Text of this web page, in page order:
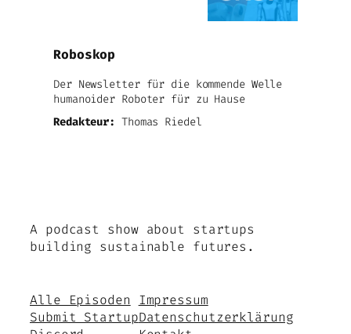
Roboskop
Der Newsletter für die kommende Welle
humanoider Roboter für zu Hause
Redakteur: Thomas Riedel
A podcast show about startups
building sustainable futures.
Alle Episoden
Submit Startup
Impressum
Datenschutzerklärung